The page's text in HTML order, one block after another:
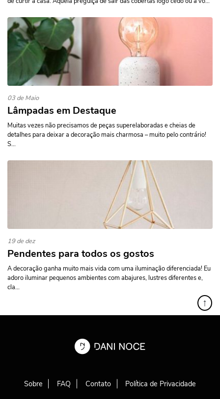
03 de Maio
Lâmpadas em Destaque
Muitas vezes não precisamos de peças superelaboradas e cheias de
detalhes para deixar a decoração mais charmosa – muito pelo contrário!
S...
19 de dez
Pendentes para todos os gostos
A decoração ganha muito mais vida com uma iluminação diferenciada! Eu
adoro iluminar pequenos ambientes com abajures, lustres diferentes e,
cla...
↑
Sobre FAQ Contato Política de Privacidade